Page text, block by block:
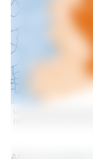
Localização detalhada
(semana 19). Fonte: 333